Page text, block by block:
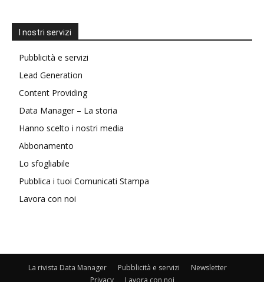
I nostri servizi
Pubblicità e servizi
Lead Generation
Content Providing
Data Manager – La storia
Hanno scelto i nostri media
Abbonamento
Lo sfogliabile
Pubblica i tuoi Comunicati Stampa
Lavora con noi
La rivista Data Manager Pubblicità e servizi
Newsletter
Privacy
Lavora con noi